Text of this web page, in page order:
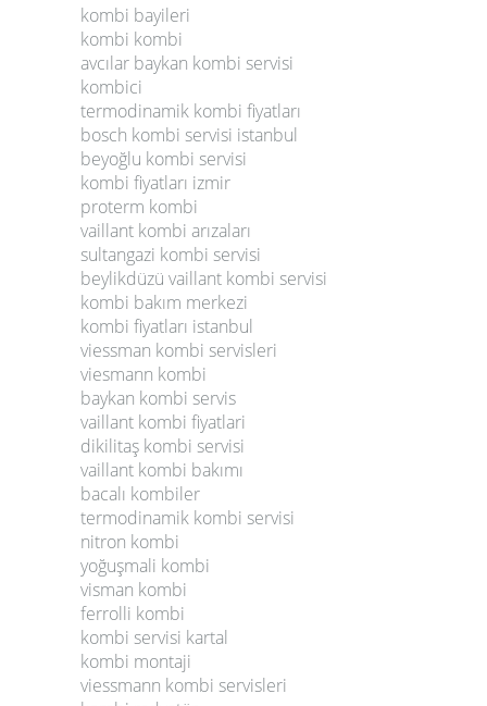
kombi bayileri
kombi kombi
avcılar baykan kombi servisi
kombici
termodinamik kombi fiyatları
bosch kombi servisi istanbul
beyoğlu kombi servisi
kombi fiyatları izmir
proterm kombi
vaillant kombi arızaları
sultangazi kombi servisi
beylikdüzü vaillant kombi servisi
kombi bakım merkezi
kombi fiyatları istanbul
viessman kombi servisleri
viesmann kombi
baykan kombi servis
vaillant kombi fiyatlari
dikilitaş kombi servisi
vaillant kombi bakımı
bacalı kombiler
termodinamik kombi servisi
nitron kombi
yoğuşmali kombi
visman kombi
ferrolli kombi
kombi servisi kartal
kombi montaji
viessmann kombi servisleri